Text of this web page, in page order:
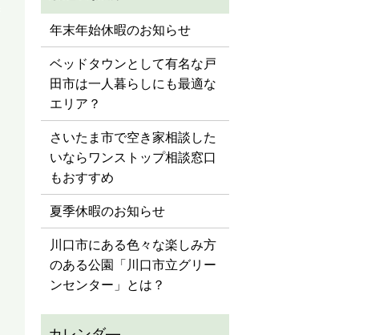
年末年始休暇のお知らせ
ベッドタウンとして有名な戸
田市は一人暮らしにも最適な
エリア？
さいたま市で空き家相談した
いならワンストップ相談窓口
もおすすめ
夏季休暇のお知らせ
川口市にある色々な楽しみ方
のある公園「川口市立グリー
ンセンター」とは？